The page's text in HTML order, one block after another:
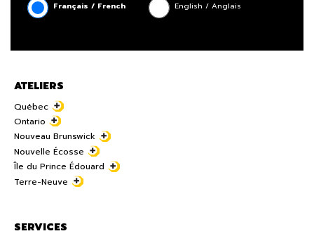
Français / French English / Anglais
ATELIERS
Québec
Ontario
Nouveau Brunswick
Nouvelle Écosse
Île du Prince Édouard
Terre-Neuve
SERVICES